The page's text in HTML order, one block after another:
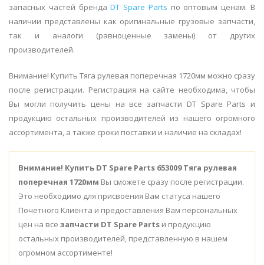
запасных частей брендаDT Spare Parts по оптовым ценам. В
наличии представлены как оригинальные грузовые запчасти,
так и аналоги (равноценные замены) от других
производителей.
Внимание! Купить Тяга рулевая поперечная 1720мм можно сразу
после регистрации. Регистрация на сайте необходима, чтобы
Вы могли получить цены на все запчасти DT Spare Parts и
продукцию остальных производителей из нашего огромного
ассортимента, а также сроки поставки и наличие на складах!
Внимание! Купить DT Spare Parts 653009 Тяга рулевая
поперечная 1720мм Вы сможете сразу после регистрации.
Это необходимо для присвоения Вам статуса нашего
Почетного Клиента и предоставления Вам персональных
цен на все запчасти DT Spare Parts и продукцию
остальных производителей, представленную в нашем
огромном ассортименте!